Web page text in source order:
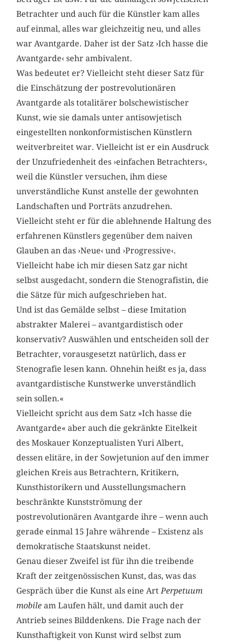
Betrachter und auch für die Künstler kam alles
auf einmal, alles war gleichzeitig neu, und alles
war Avantgarde. Daher ist der Satz ›Ich hasse die
Avantgarde‹ sehr ambivalent.
Was bedeutet er? Vielleicht steht dieser Satz für
die Einschätzung der postrevolutionären
Avantgarde als totalitärer bolschewistischer
Kunst, wie sie damals unter antisowjetisch
eingestellten nonkonformistischen Künstlern
weitverbreitet war. Vielleicht ist er ein Ausdruck
der Unzufriedenheit des ›einfachen Betrachters‹,
weil die Künstler versuchen, ihm diese
unverständliche Kunst anstelle der gewohnten
Landschaften und Porträts anzudrehen.
Vielleicht steht er für die ablehnende Haltung des
erfahrenen Künstlers gegenüber dem naiven
Glauben an das ›Neue‹ und ›Progressive‹.
Vielleicht habe ich mir diesen Satz gar nicht
selbst ausgedacht, sondern die Stenografistin, die
die Sätze für mich aufgeschrieben hat.
Und ist das Gemälde selbst – diese Imitation
abstrakter Malerei – avantgardistisch oder
konservativ? Auswählen und entscheiden soll der
Betrachter, vorausgesetzt natürlich, dass er
Stenografie lesen kann. Ohnehin heißt es ja, dass
avantgardistische Kunstwerke unverständlich
sein sollen.«
Vielleicht spricht aus dem Satz »Ich hasse die
Avantgarde« aber auch die gekränkte Eitelkeit
des Moskauer Konzeptualisten Yuri Albert,
dessen elitäre, in der Sowjetunion auf den immer
gleichen Kreis aus Betrachtern, Kritikern,
Kunsthistorikern und Ausstellungsmachern
beschränkte Kunstströmung der
postrevolutionären Avantgarde ihre – wenn auch
gerade einmal 15 Jahre währende – Existenz als
demokratische Staatskunst neidet.
Genau dieser Zweifel ist für ihn die treibende
Kraft der zeitgenössischen Kunst, das, was das
Gespräch über die Kunst als eine ArtPerpetuum
mobile am Laufen hält, und damit auch der
Antrieb seines Bilddenkens. Die Frage nach der
Kunsthaftigkeit von Kunst wird selbst zum